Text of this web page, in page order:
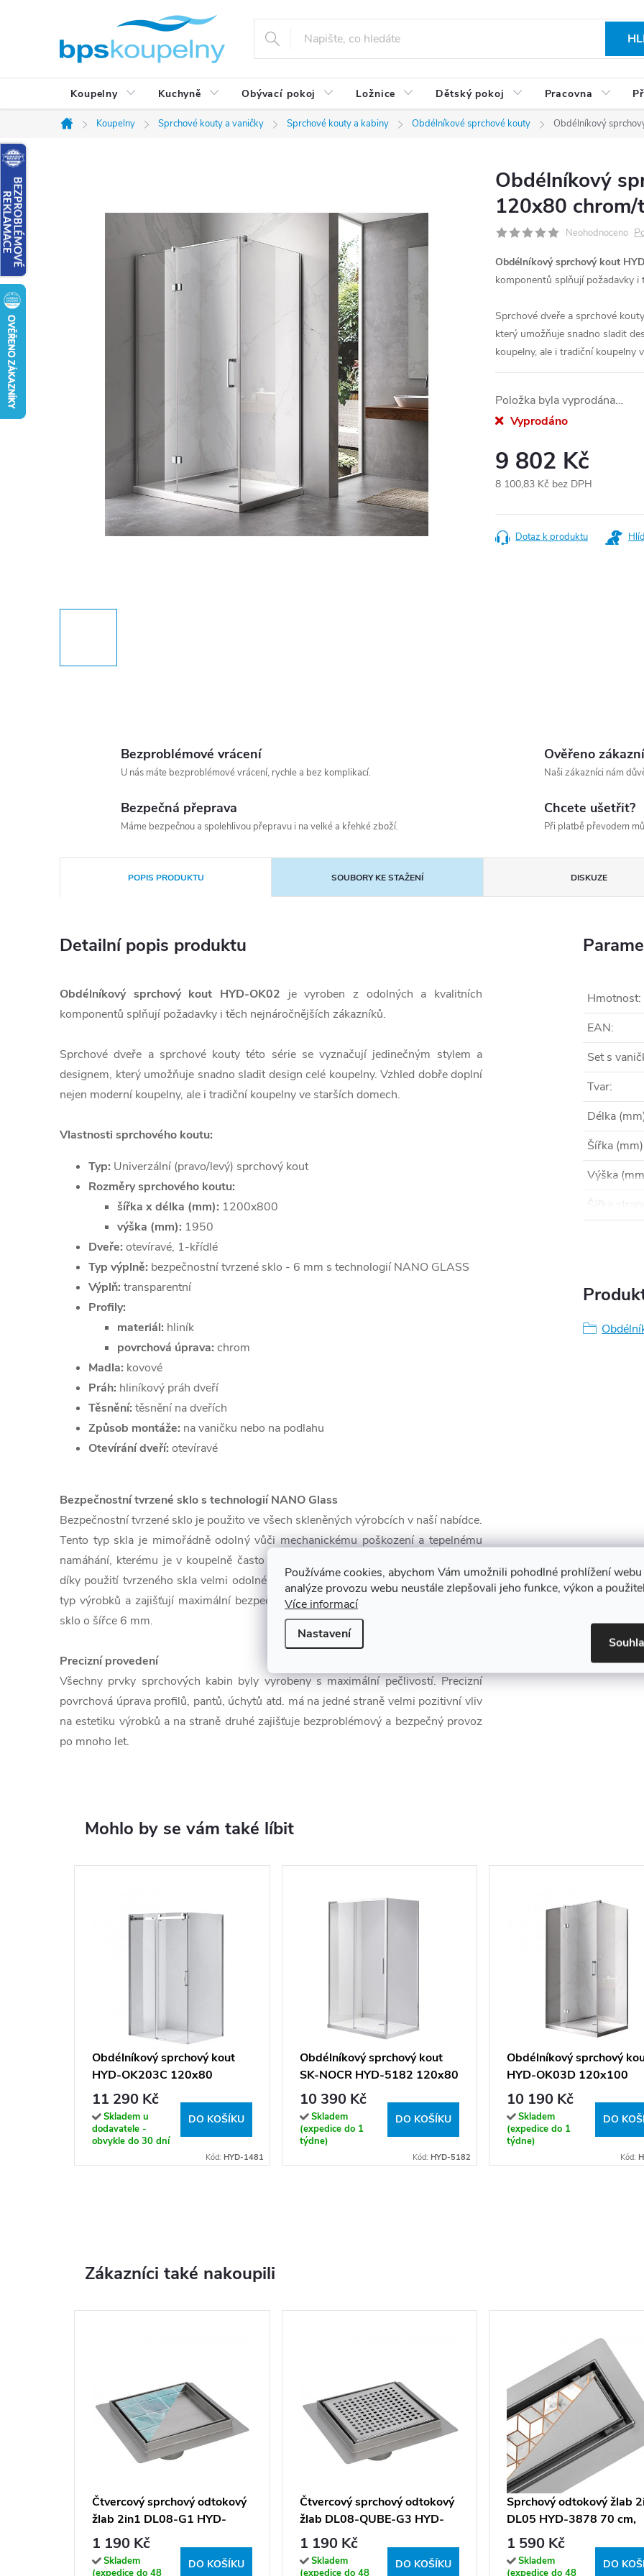
Používáme cookies, abychom Vám umožnili pohodlné prohlížení
analýze provozu webu neustále zlepšovali jeho funkce, výkon a
Více informací
Nastavení
Koupelny Kuchyně Obývací pokoj Ložnice Dětský pokoj Pracovna
Domů
Koupelny Sprchové kouty a vaničky Sprchové kouty a kabiny Obdélníkové sprchové kouty Obdélníkový
Obdélníkový
120x80
Neohodnoceno
Obdélníkový sprchový kout
komponentů splňují požadavky i
Sprchové dveře a sprchové
který umožňuje snadno sladit
koupelny, ale i tradiční koupelny
Položka byla vyprodána…
Vyprodáno
9 802 Kč
8 100,83 Kč bez DPH
cena:
Dotaz k produktu
Bezproblémové vrácení
U nás máte bezproblémové vrácení, rychle a bez komplikací.
Ověřeno
Naši zákazníci nám
Bezpečná přeprava
Máme bezpečnou a spolehlivou přepravu i na velké a křehké zboží.
Chcete ušetřit?
Při platbě převodem
POPIS PRODUKTU SOUBORY KE STAŽENÍ DISKUZE
Detailní popis produktu
Obdélníkový sprchový kout HYD-OK02 je vyroben z odolných a kvalitních
komponentů splňují požadavky i těch nejnáročnějších zákazníků.
Sprchové dveře a sprchové kouty této série se vyznačují jedinečným stylem a
designem, který umožňuje snadno sladit design celé koupelny. Vzhled dobře doplní
nejen moderní koupelny, ale i tradiční koupelny ve starších domech.
Vlastnosti sprchového koutu:
Typ: Univerzální (pravo/levý) sprchový kout
Rozměry sprchového koutu:
šířka x délka (mm): 1200x800
výška (mm): 1950
Dveře: otevíravé, 1-křídlé
Typ výplně: bezpečnostní tvrzené sklo - 6 mm s technologií NANO GLASS
Výplň: transparentní
Profily:
materiál: hliník
povrchová úprava: chrom
Madla: kovové
Práh: hliníkový práh dveří
Těsnění: těsnění na dveřích
Způsob montáže: na vaničku nebo na podlahu
Otevírání dveří: otevíravé
Bezpečnostní tvrzené sklo s technologií NANO Glass
Bezpečnostní tvrzené sklo je použito ve všech skleněných výrobcích v naší nabídce.
Tento typ skla je mimořádně odolný vůči mechanickému poškození a tepelnému
namáhání, kterému je v koupelně často vystaveno. Sprchové kabiny a dveře jsou
díky použití tvrzeného skla velmi odolné a splňují všechny přísné normy pro tento
typ výrobků a zajišťují maximální bezpečnost používání. V kabině je použito silné
sklo o šířce 6 mm.
Precizní provedení
Všechny prvky sprchových kabin byly vyrobeny s maximální pečlivostí. Precizní
povrchová úprava profilů, pantů, úchytů atd. má na jedné straně velmi pozitivní vliv
na estetiku výrobků a na straně druhé zajišťuje bezproblémový a bezpečný provoz
po mnoho let.
Hmotnost:
EAN:
Set s
Tvar:
Délka
Šířka (mm)
Výška
Šířka
Mohlo by se vám také líbit
Obdélníkový sprchový kout
HYD-OK203C 120x80
chrom/transparent - bez
vaničky
11 290 Kč
Skladem u
dodavatele -
obvykle do 30 dní
DO KOŠÍKU
Kód: HYD-1481
Obdélníkový sprchový kout
SK-NOCR HYD-5182 120x80
chrom/transparent - bez
vaničky
10 390 Kč
Skladem
(expedice do 1
týdne)
DO KOŠÍKU
Kód: HYD-5182
Obdélníkový sprchový
HYD-OK03D 120x100
chrom/transparent - bez
vaničky
10 190 Kč
Skladem
(expedice do 1
týdne)
DO
Kód:
Zákazníci také nakoupili
Čtvercový sprchový odtokový
žlab 2in1 DL08-G1 HYD-
3859 15x15 cm, satén
1 190 Kč
Skladem
(expedice do 48
DO KOŠÍKU
Čtvercový sprchový odtokový
žlab DL08-QUBE-G3 HYD-
3860 15x15 cm, satén
1 190 Kč
Skladem
(expedice do 48
DO KOŠÍKU
Sprchový odtokový žlab
DL05 HYD-3878 70 cm,
satén
1 590 Kč
Skladem
(expedice do 48
DO